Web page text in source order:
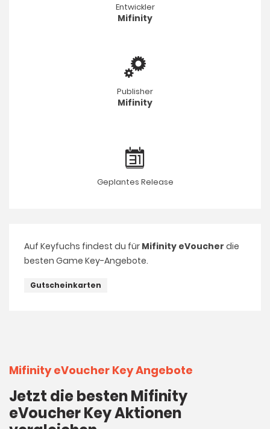
Entwickler
Mifinity
Publisher
Mifinity
Geplantes Release
Auf Keyfuchs findest du für Mifinity eVoucher die
besten Game Key-Angebote.
Gutscheinkarten
Mifinity eVoucher Key Angebote
Jetzt die besten Mifinity
eVoucher Key Aktionen